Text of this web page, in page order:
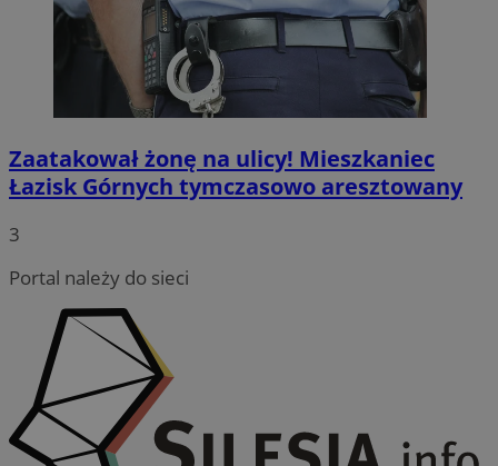
Zaatakował żonę na ulicy! Mieszkaniec
Łazisk Górnych tymczasowo aresztowany
3
Portal należy do sieci